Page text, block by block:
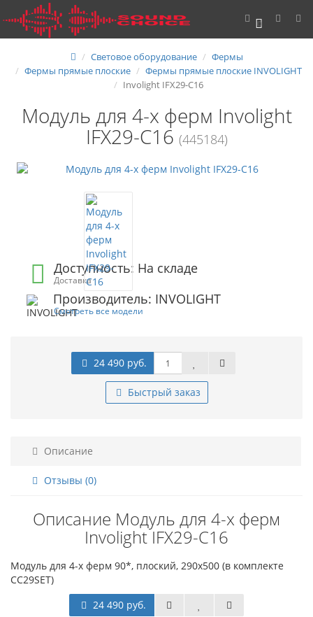
0
Световое оборудование
Фермы
Фермы прямые плоские
Фермы прямые плоские INVOLIGHT
Involight IFX29-C16
Модуль для 4-х ферм Involight
IFX29-C16 (445184)
Доступность: На складе
Доставка
Производитель: INVOLIGHT
Смотреть все модели
24 490 руб.
Быстрый заказ
Описание
Отзывы (0)
Описание Модуль для 4-х ферм
Involight IFX29-C16
Модуль для 4-х ферм 90*, плоский, 290х500 (в комплекте
CC29SET)
24 490 руб.